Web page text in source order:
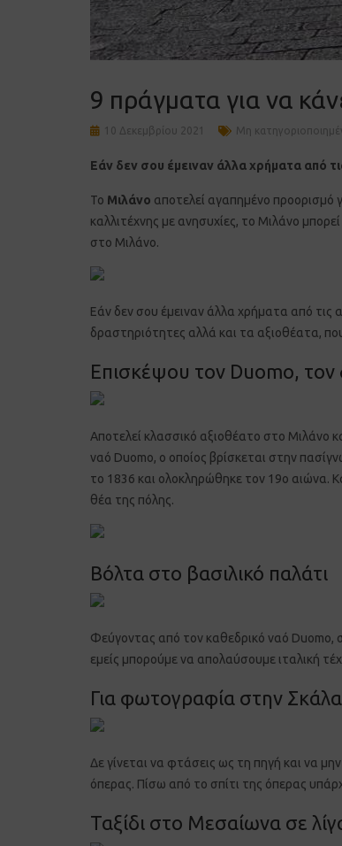
9 πράγματα για να
10 Δεκεμβρίου 2021 Μη
Εάν δεν σου έμειναν άλλα χρήματα από
Το Μιλάνο αποτελεί αγαπημένο προορισμό
καλλιτέχνης με ανησυχίες, το Μιλάνο
στο Μιλάνο.
Εάν δεν σου έμειναν άλλα χρήματα από
δραστηριότητες αλλά και τα αξιοθέατα,
Επισκέψου τον Duomo, τον
Αποτελεί κλασσικό αξιοθέατο στο Μιλάνο
ναό Duomo, ο οποίος βρίσκεται στην
το 1836 και ολοκληρώθηκε τον 19ο αιώνα.
θέα της πόλης.
Βόλτα στο βασιλικό παλάτι
Φεύγοντας από τον καθεδρικό ναό Duomo,
εμείς μπορούμε να απολαύσουμε ιταλική
Για φωτογραφία στην
Δε γίνεται να φτάσεις ως τη πηγή και να
όπερας. Πίσω από το σπίτι της όπερας
Ταξίδι στο Μεσαίωνα σε